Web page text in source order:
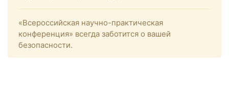
«Всероссийская научно-практическая
конференция» всегда заботится о вашей
безопасности.